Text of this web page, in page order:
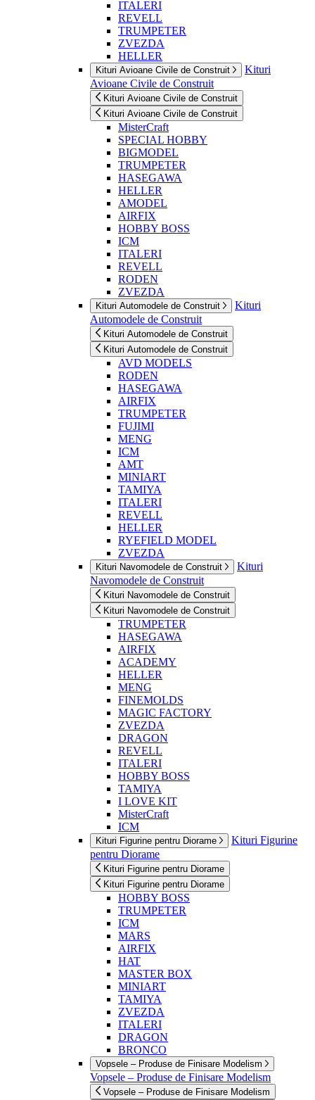
ITALERI
REVELL
TRUMPETER
ZVEZDA
HELLER
Kituri Avioane Civile de Construit
Kituri
Avioane Civile de Construit
Kituri Avioane Civile de Construit
Kituri Avioane Civile de Construit
MisterCraft
SPECIAL HOBBY
BIGMODEL
TRUMPETER
HASEGAWA
HELLER
AMODEL
AIRFIX
HOBBY BOSS
ICM
ITALERI
REVELL
RODEN
ZVEZDA
Kituri Automodele de Construit
Kituri
Automodele de Construit
Kituri Automodele de Construit
Kituri Automodele de Construit
AVD MODELS
RODEN
HASEGAWA
AIRFIX
TRUMPETER
FUJIMI
MENG
ICM
AMT
MINIART
TAMIYA
ITALERI
REVELL
HELLER
RYEFIELD MODEL
ZVEZDA
Kituri Navomodele de Construit
Kituri
Navomodele de Construit
Kituri Navomodele de Construit
Kituri Navomodele de Construit
TRUMPETER
HASEGAWA
AIRFIX
ACADEMY
HELLER
MENG
FINEMOLDS
MAGIC FACTORY
ZVEZDA
DRAGON
REVELL
ITALERI
HOBBY BOSS
TAMIYA
I LOVE KIT
MisterCraft
ICM
Kituri Figurine pentru Diorame
Kituri Figurine
pentru Diorame
Kituri Figurine pentru Diorame
Kituri Figurine pentru Diorame
HOBBY BOSS
TRUMPETER
ICM
MARS
AIRFIX
HAT
MASTER BOX
MINIART
TAMIYA
ZVEZDA
ITALERI
DRAGON
BRONCO
Vopsele – Produse de Finisare Modelism
Vopsele – Produse de Finisare Modelism
Vopsele – Produse de Finisare Modelism